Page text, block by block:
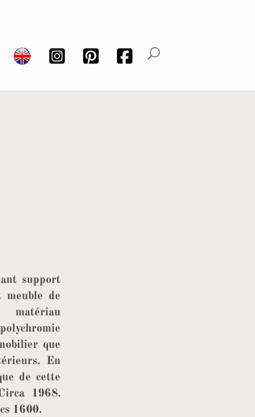
support
de
matériau
que
En
de cette
1968.
1600.